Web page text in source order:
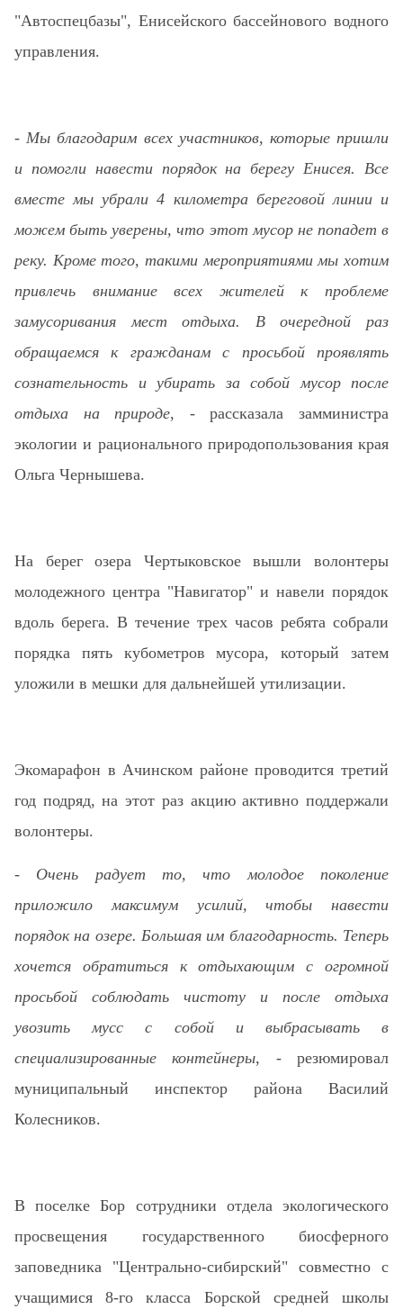
"Автоспецбазы", Енисейского бассейнового водного
управления.
- Мы благодарим всех участников, которые пришли
и помогли навести порядок на берегу Енисея. Все
вместе мы убрали 4 километра береговой линии и
можем быть уверены, что этот мусор не попадет в
реку. Кроме того, такими мероприятиями мы хотим
привлечь внимание всех жителей к проблеме
замусоривания мест отдыха. В очередной раз
обращаемся к гражданам с просьбой проявлять
сознательность и убирать за собой мусор после
отдыха на природе, - рассказала замминистра
экологии и рационального природопользования края
Ольга Чернышева.
На берег озера Чертыковское вышли волонтеры
молодежного центра "Навигатор" и навели порядок
вдоль берега. В течение трех часов ребята собрали
порядка пять кубометров мусора, который затем
уложили в мешки для дальнейшей утилизации.
Экомарафон в Ачинском районе проводится третий
год подряд, на этот раз акцию активно поддержали
волонтеры.
- Очень радует то, что молодое поколение
приложило максимум усилий, чтобы навести
порядок на озере. Большая им благодарность. Теперь
хочется обратиться к отдыхающим с огромной
просьбой соблюдать чистоту и после отдыха
увозить мусс с собой и выбрасывать в
специализированные контейнеры, - резюмировал
муниципальный инспектор района Василий
Колесников.
В поселке Бор сотрудники отдела экологического
просвещения государственного биосферного
заповедника "Центрально-сибирский" совместно с
учащимися 8-го класса Борской средней школы